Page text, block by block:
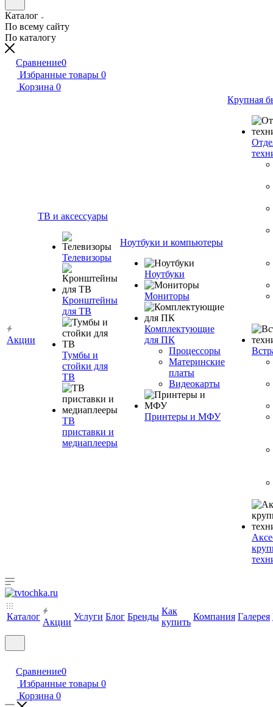
Каталог
По всему сайту
По каталогу
Сравнение0
Избранные товары 0
Корзина 0
Акции
ТВ и аксессуары
Телевизоры
Кронштейны
для ТВ
Тумбы и
стойки для
ТВ
ТВ
приставки и
медиаплееры
Ноутбуки и компьютеры
Ноутбуки
Мониторы
Комплектующие
для ПК
Процессоры
Материнские
платы
Видеокарты
Принтеры и МФУ
Крупная
Каталог
Акции
Услуги Блог Бренды
Как
купить
Компания Галерея
Сравнение0
Избранные товары 0
Корзина 0